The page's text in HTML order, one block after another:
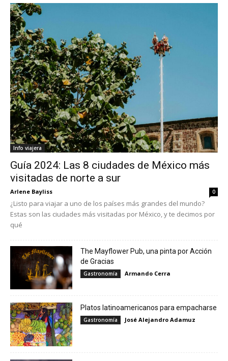
Info viajera
Guía 2024: Las 8 ciudades de México más
visitadas de norte a sur
Arlene Bayliss 0
¿Listo para viajar a uno de los países más grandes del mundo?
Estas son las ciudades más visitadas por México, y te decimos por
qué
The Mayflower Pub, una pinta por Acción
de Gracias
Gastronomía Armando Cerra
Platos latinoamericanos para empacharse
Gastronomía José Alejandro Adamuz